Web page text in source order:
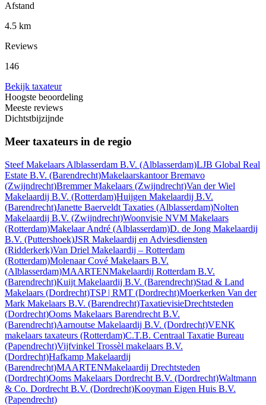
Afstand
4.5 km
Reviews
146
Bekijk taxateur
Hoogste beoordeling
Meeste reviews
Dichtstbijzijnde
Meer taxateurs in de regio
Steef Makelaars Alblasserdam B.V. (Alblasserdam)LJB Global Real
Estate B.V. (Barendrecht)Makelaarskantoor Bremavo
(Zwijndrecht)Bremmer Makelaars (Zwijndrecht)Van der Wiel
Makelaardij B.V. (Rotterdam)Huijgen Makelaardij B.V.
(Barendrecht)Janette Baerveldt Taxaties (Alblasserdam)Nolten
Makelaardij B.V. (Zwijndrecht)Woonvisie NVM Makelaars
(Rotterdam)Makelaar André (Alblasserdam)D. de Jong Makelaardij
B.V. (Puttershoek)JSR Makelaardij en Adviesdiensten
(Ridderkerk)Van Driel Makelaardij – Rotterdam
(Rotterdam)Molenaar Cové Makelaars B.V.
(Alblasserdam)MAARTENMakelaardij Rotterdam B.V.
(Barendrecht)Kuijt Makelaardij B.V. (Barendrecht)Stad & Land
Makelaars (Dordrecht)TSP | RMT (Dordrecht)Moerkerken Van der
Mark Makelaars B.V. (Barendrecht)TaxatievisieDrechtsteden
(Dordrecht)Ooms Makelaars Barendrecht B.V.
(Barendrecht)Aarnoutse Makelaardij B.V. (Dordrecht)VENK
makelaars taxateurs (Rotterdam)C.T.B. Centraal Taxatie Bureau
(Papendrecht)Vijfvinkel Trossèl makelaars B.V.
(Dordrecht)Hafkamp Makelaardij
(Barendrecht)MAARTENMakelaardij Drechtsteden
(Dordrecht)Ooms Makelaars Dordrecht B.V. (Dordrecht)Waltmann
& Co. Dordrecht B.V. (Dordrecht)Kooyman Eigen Huis B.V.
(Papendrecht)